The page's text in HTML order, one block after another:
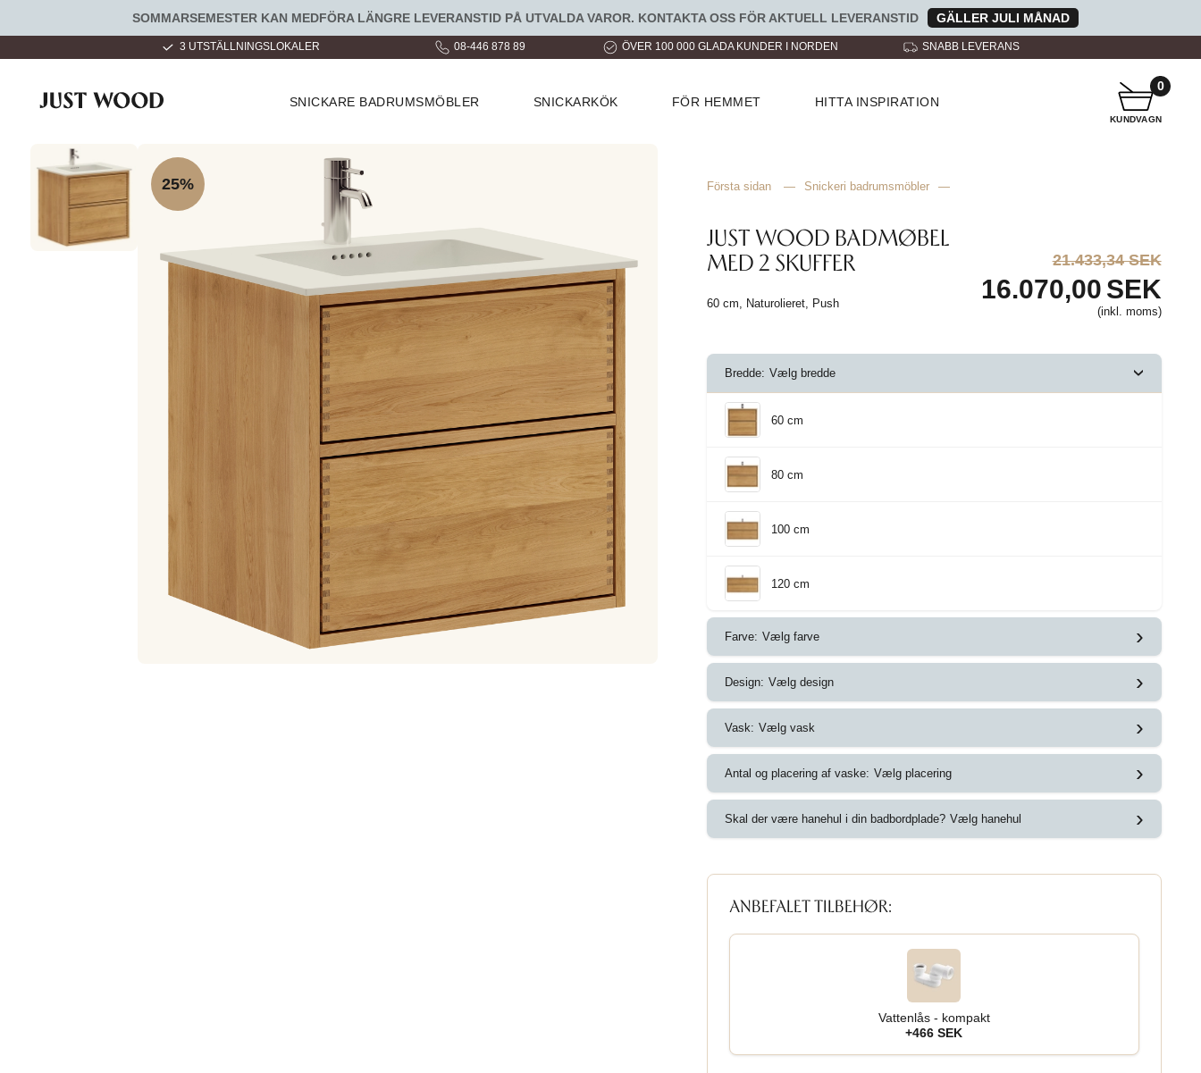
SOMMARSEMESTER KAN MEDFÖRA LÄNGRE LEVERANSTID PÅ UTVALDA VAROR. KONTAKTA OSS FÖR AKTUELL LEVERANSTID GÄLLER JULI MÅNAD
3 UTSTÄLLNINGSLOKALER 08-446 878 89 ÖVER 100 000 GLADA KUNDER I NORDEN SNABB LEVERANS
SNICKARE BADRUMSMÖBLER SNICKARKÖK FÖR HEMMET HITTA INSPIRATION
KUNDVAGN
0
25% Första sidan — Snickeri badrumsmöbler —
JUST WOOD BADMØBEL
MED 2 SKUFFER
60 cm, Naturolieret, Push
21.433,34 SEK
16.070,00 SEK
(inkl. moms)
Bredde: Vælg bredde ›
60 cm
80 cm
100 cm
120 cm
Farve: Vælg farve ›
Design: Vælg design ›
Vask: Vælg vask ›
Antal og placering af vaske: Vælg placering ›
Skal der være hanehul i din badbordplade? Vælg hanehul ›
ANBEFALET TILBEHØR:
Vattenlås - kompakt
+466 SEK